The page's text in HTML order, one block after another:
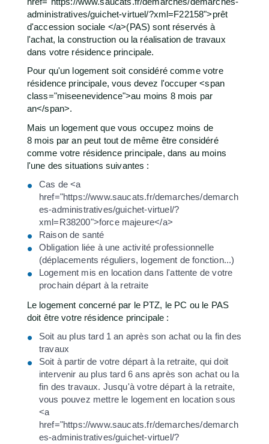
administratives/guichet-virtuel/?xml=F22158">prêt
d'accession sociale </a>(PAS) sont réservés à
l'achat, la construction ou la réalisation de travaux
dans votre résidence principale.
Pour qu'un logement soit considéré comme votre
résidence principale, vous devez l'occuper <span
class="miseenevidence">au moins 8 mois par
an</span>.
Mais un logement que vous occupez moins de
8 mois par an peut tout de même être considéré
comme votre résidence principale, dans au moins
l'une des situations suivantes :
Cas de <a
href="https://www.saucats.fr/demarches/demarch
es-administratives/guichet-virtuel/?
xml=R38200">force majeure</a>
Raison de santé
Obligation liée à une activité professionnelle
(déplacements réguliers, logement de fonction...)
Logement mis en location dans l'attente de votre
prochain départ à la retraite
Le logement concerné par le PTZ, le PC ou le PAS
doit être votre résidence principale :
Soit au plus tard 1 an après son achat ou la fin des
travaux
Soit à partir de votre départ à la retraite, qui doit
intervenir au plus tard 6 ans après son achat ou la
fin des travaux. Jusqu'à votre départ à la retraite,
vous pouvez mettre le logement en location sous
<a
href="https://www.saucats.fr/demarches/demarch
es-administratives/guichet-virtuel/?